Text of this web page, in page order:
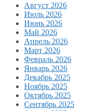
Август 2026
Июль 2026
Июнь 2026
Май 2026
Апрель 2026
Март 2026
Февраль 2026
Январь 2026
Декабрь 2025
Ноябрь 2025
Октябрь 2025
Сентябрь 2025